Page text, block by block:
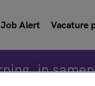
Job Alert Vacature
in